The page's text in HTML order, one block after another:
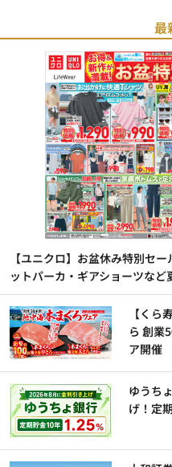
最
【ユニクロ】お盆休み特別セ
ットパーカ・ギアショーツなど
【くら
ら 創業
ア開催
ゆうち
げ！定